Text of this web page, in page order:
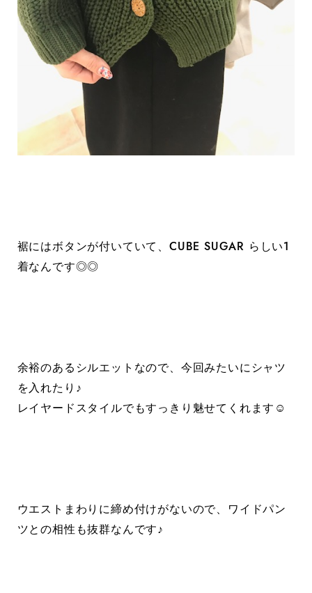
裾にはボタンが付いていて、CUBE SUGAR らしい1
着なんです◎◎
余裕のあるシルエットなので、今回みたいにシャツ
を入れたり♪
レイヤードスタイルでもすっきり魅せてくれます☺︎
ウエストまわりに締め付けがないので、ワイドパン
ツとの相性も抜群なんです♪